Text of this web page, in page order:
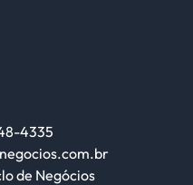
4335
de Negócios